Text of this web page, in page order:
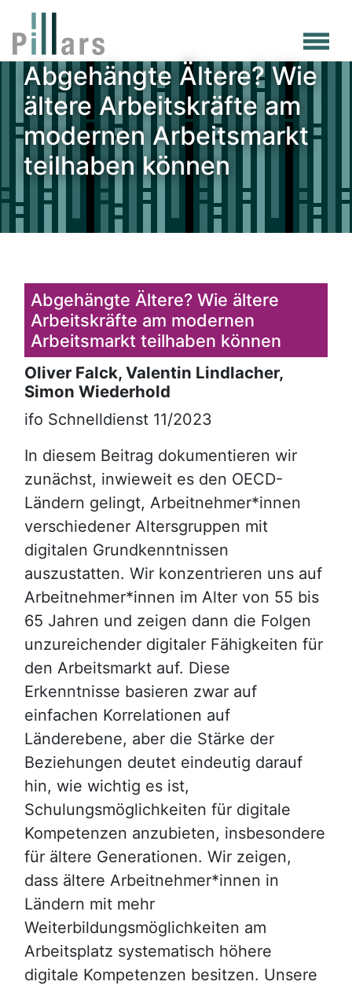
Skip
to
main
content
Abgehängte Ältere? Wie
ältere Arbeitskräfte am
modernen Arbeitsmarkt
teilhaben können
Abgehängte Ältere? Wie ältere
Arbeitskräfte am modernen
Arbeitsmarkt teilhaben können
Oliver Falck, Valentin Lindlacher,
Simon Wiederhold
Reference
ifo Schnelldienst 11/2023
Abstract
In diesem Beitrag dokumentieren wir
zunächst, inwieweit es den OECD-
Ländern gelingt, Arbeitnehmer*innen
verschiedener Altersgruppen mit
digitalen Grundkenntnissen
auszustatten. Wir konzentrieren uns auf
Arbeitnehmer*innen im Alter von 55 bis
65 Jahren und zeigen dann die Folgen
unzureichender digitaler Fähigkeiten für
den Arbeitsmarkt auf. Diese
Erkenntnisse basieren zwar auf
einfachen Korrelationen auf
Länderebene, aber die Stärke der
Beziehungen deutet eindeutig darauf
hin, wie wichtig es ist,
Schulungsmöglichkeiten für digitale
Kompetenzen anzubieten, insbesondere
für ältere Generationen. Wir zeigen,
dass ältere Arbeitnehmer*innen in
Ländern mit mehr
Weiterbildungsmöglichkeiten am
Arbeitsplatz systematisch höhere
digitale Kompetenzen besitzen. Unsere